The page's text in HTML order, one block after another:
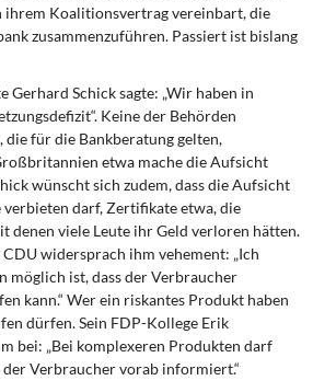
Stiftung
ihrem Koalitionsvertrag vereinbart, die
zusammenzuführen. Passiert ist bislang
Gerhard Schick sagte: „Wir haben in
Keine der Behörden
die für die Bankberatung gelten,
etwa mache die Aufsicht
wünscht sich zudem, dass die Aufsicht
darf, Zertifikate etwa, die
denen viele Leute ihr Geld verloren hätten.
widersprach ihm vehement: „Ich
möglich ist, dass der Verbraucher
kann.“ Wer ein riskantes Produkt haben
dürfen. Sein FDP-Kollege Erik
bei: „Bei komplexeren Produkten darf
der Verbraucher vorab informiert.“